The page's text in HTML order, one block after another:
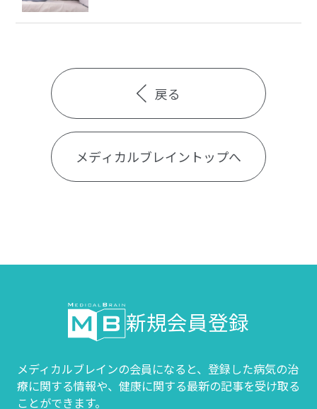
戻る
メディカルブレイントップへ
新規会員登録
メディカルブレインの会員になると、登録した病気の治
療に関する情報や、 健康に関する最新の記事を受け取る
ことができます。